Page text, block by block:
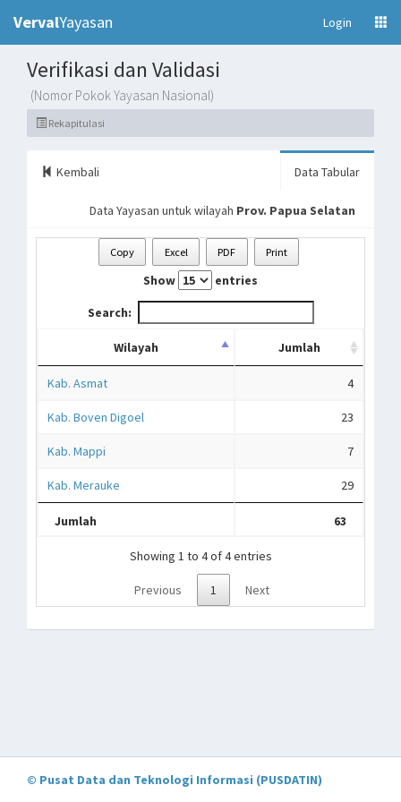
VervalYayasan Login (current)
Verifikasi dan Validasi
(Nomor Pokok Yayasan Nasional)
Rekapitulasi
Data Tabular
Kembali
Data Yayasan untuk wilayah Prov. Papua Selatan
Copy Excel PDF Print
Show
entries
Search:
Wilayah Jumlah
Kab. Asmat 4
Kab. Boven Digoel 23
Kab. Mappi 7
Kab. Merauke 29
Jumlah 63
Showing 1 to 4 of 4 entries
Previous 1 Next
© Pusat Data dan Teknologi Informasi (PUSDATIN)